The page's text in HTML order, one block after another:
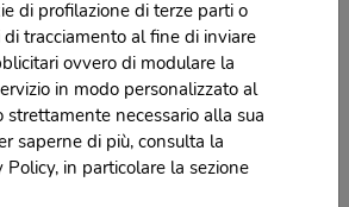
Signora delle Acque
Colodri
Rio Salagoni
Scaloni
Cima Capi
di profilazione di terze parti o
tracciamento al fine di inviare
ovvero di modulare la
in modo personalizzato al
necessario alla sua
saperne di più, consulta la
Policy, in particolare la sezione